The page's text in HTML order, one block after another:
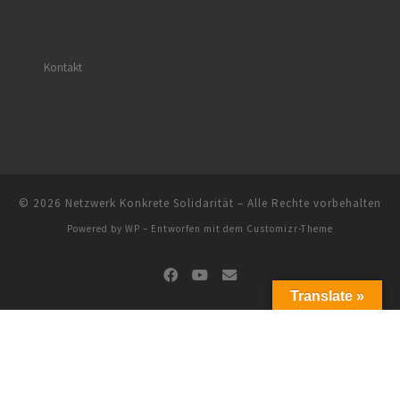
Kontakt
© 2026 Netzwerk Konkrete Solidarität – Alle Rechte vorbehalten
Powered by WP – Entworfen mit dem Customizr-Theme
Translate »